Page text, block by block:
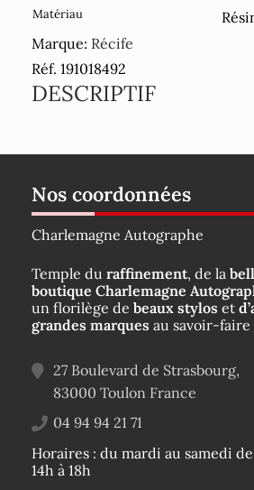
Matériau
Marque: Récife
Réf. 191018492
DESCRIPTIF
Nos coordonnées
Charlemagne Autographe
Temple du raffinement, de la
boutique Charlemagne
un florilège de beaux stylos et
grandes marques au savoir-faire
27 Boulevard de Strasbourg,
83000 Toulon France
04 94 94 21 71
Horaires : du mardi au samedi de
14h à 18h